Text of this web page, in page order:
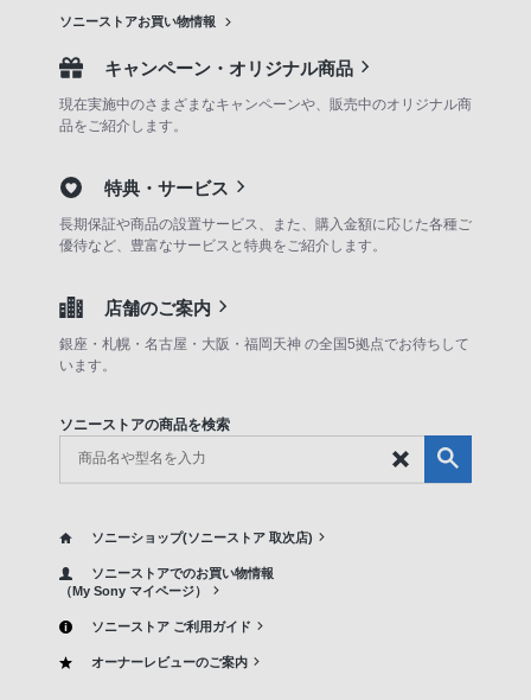
ソニーストアお買い物情報
キャンペーン・オリジナル商品
現在実施中のさまざまなキャンペーンや、販売中のオリジナル商
品をご紹介します。
特典・サービス
長期保証や商品の設置サービス、また、購入金額に応じた各種ご
優待など、豊富なサービスと特典をご紹介します。
店舗のご案内
銀座・札幌・名古屋・大阪・福岡天神 の全国5拠点でお待ちして
います。
ソニーストアの商品を検索
ソニーショップ(ソニーストア 取次店)
ソニーストアでのお買い物情報
（My Sony マイページ）
ソニーストア ご利用ガイド
オーナーレビューのご案内